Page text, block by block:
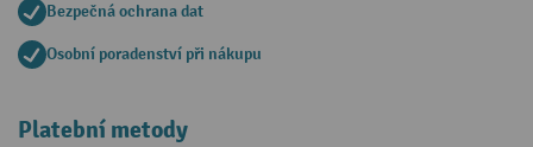
Bezpečná ochrana dat
Osobní poradenství při nákupu
Platební metody